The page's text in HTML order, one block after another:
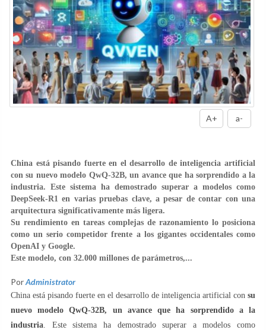
A+ a-
China está pisando fuerte en el desarrollo de inteligencia artificial
consu nuevo modelo QwQ-32B, un avance que ha sorprendido a la
industria. Este sistema ha demostrado superar a modelos como
DeepSeek-R1 en varias pruebas clave, a pesar de contar con una
arquitectura significativamente más ligera.
Su rendimiento en tareas complejas de razonamiento lo posiciona
como un serio competidor frente a los gigantes occidentales como
OpenAI y Google.
Este modelo, con 32.000 millones de parámetros,...
PorAdministrator
China está pisando fuerte en el desarrollo de inteligencia artificial con su
nuevo modelo QwQ-32B, un avance que ha sorprendido a la
industria . Este sistema ha demostrado superar a modelos como